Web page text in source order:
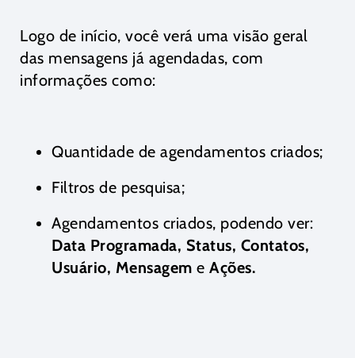
Logo de início, você verá uma visão geral
das mensagens já agendadas, com
informações como:
Quantidade de agendamentos criados;
Filtros de pesquisa;
Agendamentos criados, podendo ver:
Data Programada, Status, Contatos,
Usuário, Mensagem e Ações.